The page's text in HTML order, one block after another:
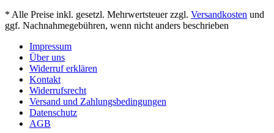
* Alle Preise inkl. gesetzl. Mehrwertsteuer zzgl. Versandkosten und
ggf. Nachnahmegebühren, wenn nicht anders beschrieben
Impressum
Über uns
Widerruf erklären
Kontakt
Widerrufsrecht
Versand und Zahlungsbedingungen
Datenschutz
AGB